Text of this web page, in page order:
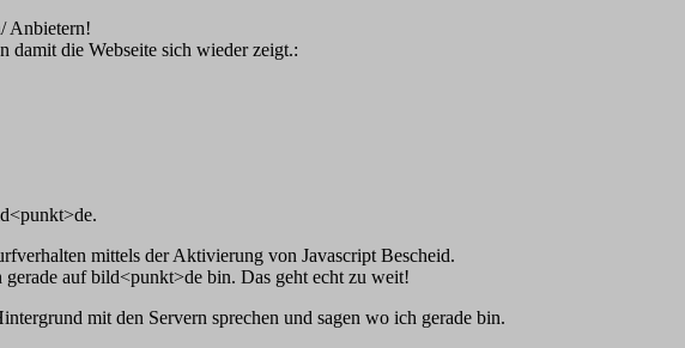
Anbietern!
damit die Webseite sich wieder zeigt.:
mittels der Aktivierung von Javascript Bescheid.
auf bild<punkt>de bin. Das geht echt zu weit!
mit den Servern sprechen und sagen wo ich gerade bin.